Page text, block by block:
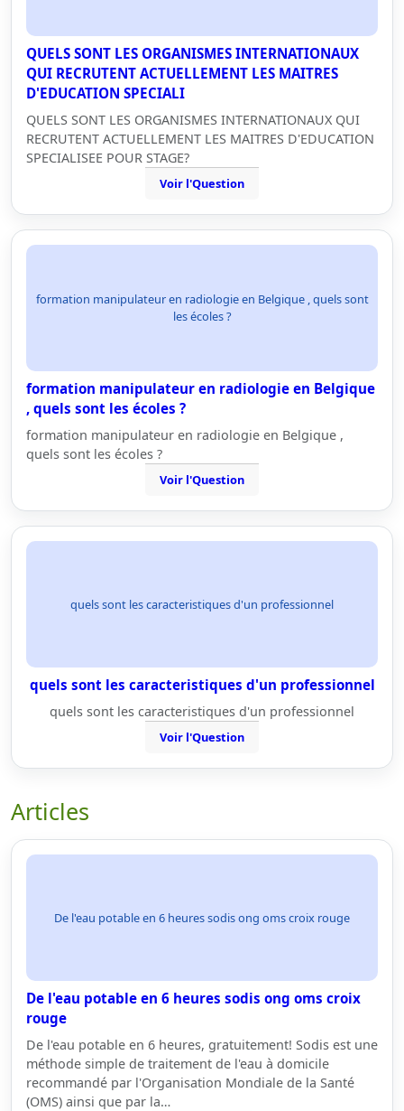
QUELS SONT LES ORGANISMES INTERNATIONAUX
QUI RECRUTENT ACTUELLEMENT LES MAITRES
D'EDUCATION SPECIALI
QUELS SONT LES ORGANISMES INTERNATIONAUX QUI
RECRUTENT ACTUELLEMENT LES MAITRES D'EDUCATION
SPECIALISEE POUR STAGE?
Voir l'Question
formation manipulateur en radiologie en Belgique , quels sont
les écoles ?
formation manipulateur en radiologie en Belgique
, quels sont les écoles ?
formation manipulateur en radiologie en Belgique ,
quels sont les écoles ?
Voir l'Question
quels sont les caracteristiques d'un professionnel
quels sont les caracteristiques d'un professionnel
quels sont les caracteristiques d'un professionnel
Voir l'Question
Articles
De l'eau potable en 6 heures sodis ong oms croix rouge
De l'eau potable en 6 heures sodis ong oms croix
rouge
De l'eau potable en 6 heures, gratuitement! Sodis est une
méthode simple de traitement de l'eau à domicile
recommandé par l'Organisation Mondiale de la Santé
(OMS) ainsi que par la…